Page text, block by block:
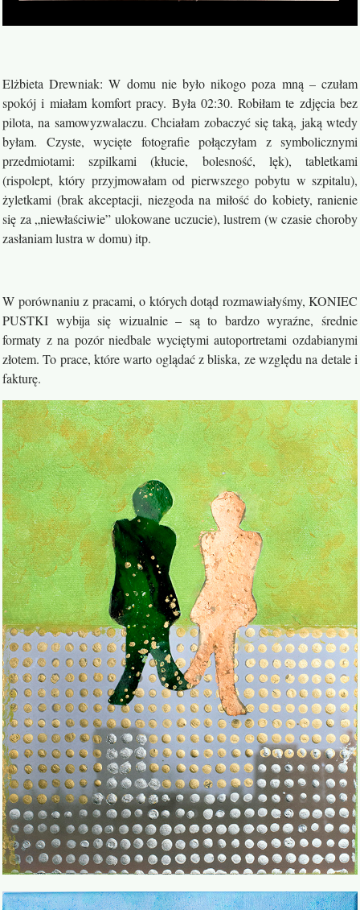
Elżbieta Drewniak: W domu nie było nikogo poza mną – czułam
spokój i miałam komfort pracy. Była 02:30. Robiłam te zdjęcia bez
pilota, na samowyzwalaczu. Chciałam zobaczyć się taką, jaką wtedy
byłam. Czyste, wycięte fotografie połączyłam z symbolicznymi
przedmiotami: szpilkami (kłucie, bolesność, lęk), tabletkami
(rispolept, który przyjmowałam od pierwszego pobytu w szpitalu),
żyletkami (brak akceptacji, niezgoda na miłość do kobiety, ranienie
się za „niewłaściwie” ulokowane uczucie), lustrem (w czasie choroby
zasłaniam lustra w domu) itp.
W porównaniu z pracami, o których dotąd rozmawiałyśmy, KONIEC
PUSTKI wybija się wizualnie – są to bardzo wyraźne, średnie
formaty z na pozór niedbale wyciętymi autoportretami ozdabianymi
złotem. To prace, które warto oglądać z bliska, ze względu na detale i
fakturę.